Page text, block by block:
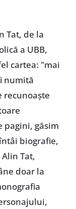
Tat, de la
a UBB,
cartea: "mai
numită
recunoaște
pagini, găsim
biografie,
Tat,
doar la